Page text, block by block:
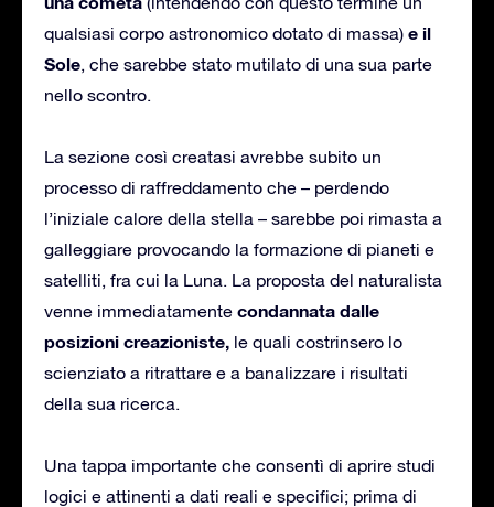
qualsiasi corpo astronomico dotato di massa) e il
Sole, che sarebbe stato mutilato di una sua parte
nello scontro.
La sezione così creatasi avrebbe subito un
processo di raffreddamento che – perdendo
l’iniziale calore della stella – sarebbe poi rimasta a
galleggiare provocando la formazione di pianeti e
satelliti, fra cui la Luna. La proposta del naturalista
venne immediatamente condannata dalle
posizioni creazioniste, le quali costrinsero lo
scienziato a ritrattare e a banalizzare i risultati
della sua ricerca.
Una tappa importante che consentì di aprire studi
logici e attinenti a dati reali e specifici; prima di